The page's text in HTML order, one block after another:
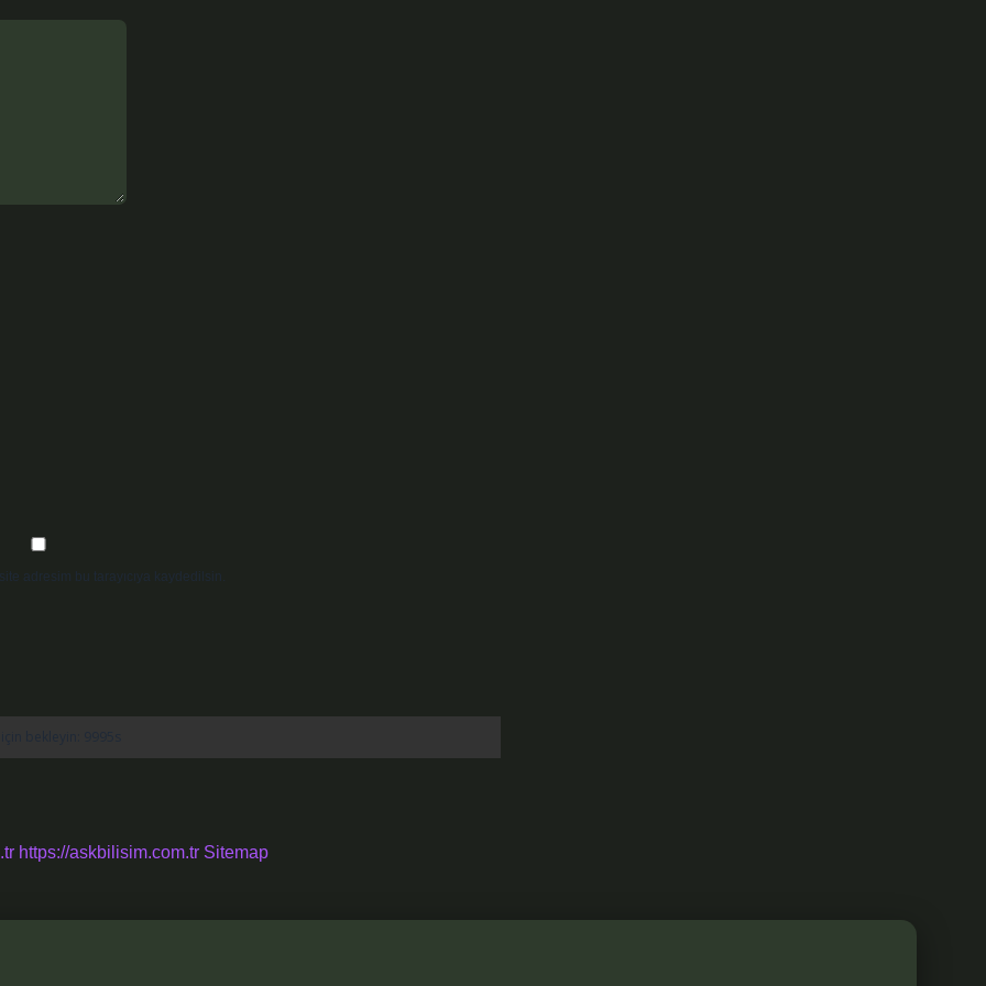
adresim bu tarayıcıya kaydedilsin.
https://askbilisim.com.tr Sitemap